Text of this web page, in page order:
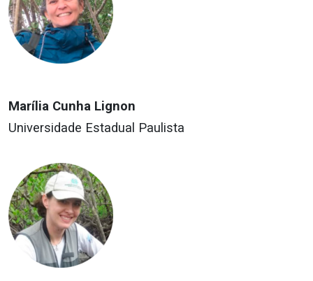
Marília Cunha Lignon
Universidade Estadual Paulista